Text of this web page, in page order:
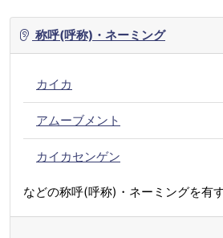
称呼(呼称)・ネーミング
カイカ
アムーブメント
カイカセンゲン
などの称呼(呼称)・ネーミングを有